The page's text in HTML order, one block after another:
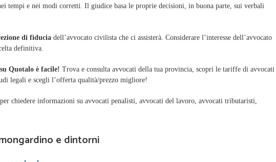
tempi e nei modi corretti. Il giudice basa le proprie decisioni, in buona parte, sui verbali
di fiducia dell’avvocato civilista che ci assisterà. Considerare l’interesse dell’avvocato
definitiva.
Quotalo è facile! Trova e consulta avvocati della tua provincia, scopri le tariffe di avvocati
legali e scegli l’offerta qualità/prezzo migliore!
chiedere informazioni su avvocati penalisti, avvocati del lavoro, avvocati tributaristi,
e dintorni